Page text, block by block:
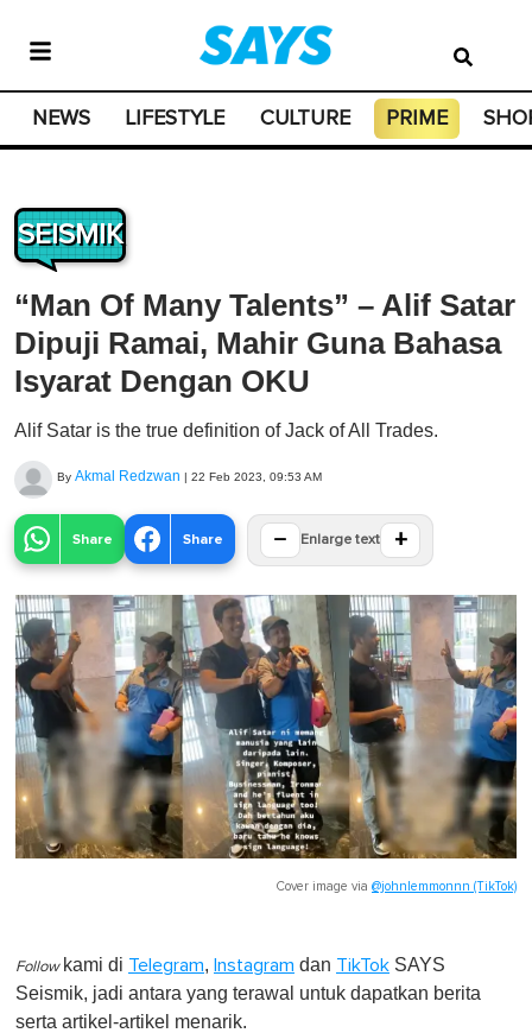
NEWS LIFESTYLE CULTURE PRIME
SEISMIK
“Man Of Many Talents” – Alif Satar
Dipuji Ramai, Mahir Guna Bahasa
Isyarat Dengan OKU
Alif Satar is the true definition of Jack of All Trades.
By Akmal Redzwan | 22 Feb 2023, 09:53 AM
Share Share − Enlarge text +
Cover image via @johnlemmonnn (TikTok)
Follow kami di Telegram, Instagram dan TikTok SAYS
Seismik, jadi antara yang terawal untuk dapatkan berita
serta artikel-artikel menarik.